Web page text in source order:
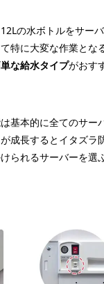
の水ボトルをサー
特に大変な作業とな
な給水タイプがおす
基本的に全てのサー
成長するとイタズラ
られるサーバーを選